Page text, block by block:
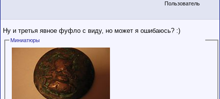
Пользователь
Ну и третья явное фуфло с виду, но может я ошибаюсь? :)
Миниатюры